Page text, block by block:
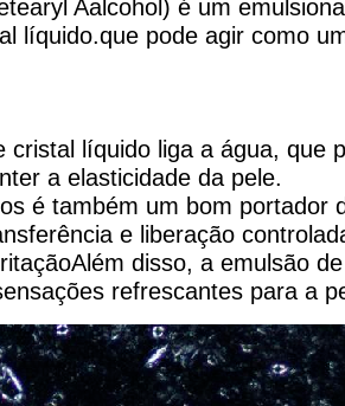
Aalcohol) é um
líquido.que pode agir como
líquido liga a água, que
a elasticidade da pele.
é também um bom portador
e liberação
disso, a emulsão
refrescantes para a